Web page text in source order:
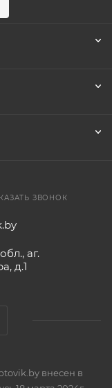
ЗВОНОК
аг.
д.1
внесен в